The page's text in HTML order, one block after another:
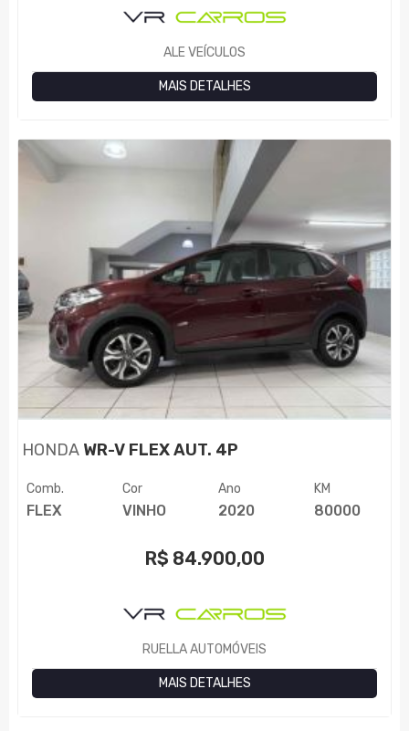
ALE VEÍCULOS
MAIS DETALHES
HONDA WR-V FLEX AUT. 4P
Comb.
FLEX
Cor
VINHO
Ano
2020
KM
80000
R$ 84.900,00
RUELLA AUTOMÓVEIS
MAIS DETALHES